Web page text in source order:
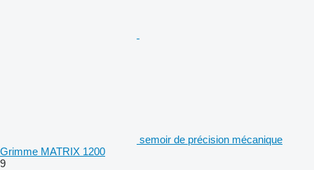
semoir de précision mécanique
Grimme MATRIX 1200
9